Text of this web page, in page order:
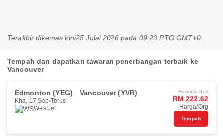
Terakhir dikemas kini25 Julai 2026 pada 09:20 PTG GMT+0
Tempah dan dapatkan tawaran penerbangan terbaik ke
Vancouver
Edmonton (YEG) Vancouver (YVR)
Kha, 17 Sep Terus
WestJet
Bermula dari
RM 222.62
Harga/Org
Tempah